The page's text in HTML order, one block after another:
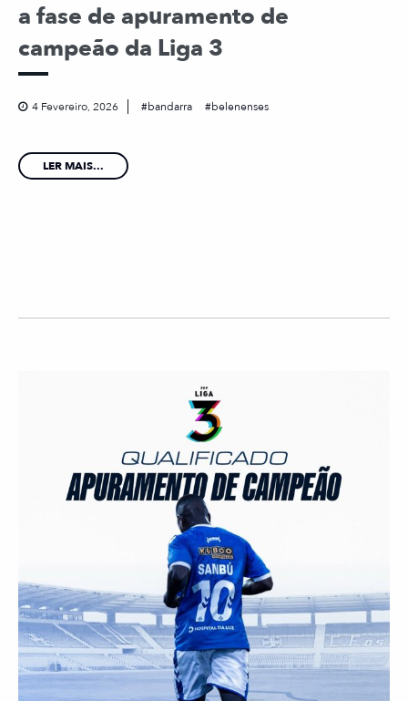
a fase de apuramento de
campeão da Liga 3
4 Fevereiro, 2026 bandarra belenenses
LER MAIS...